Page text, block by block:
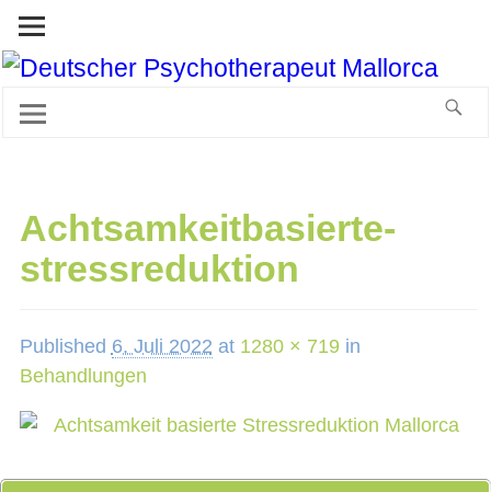
Achtsamkeitbasierte-
stressreduktion
Published 6. Juli 2022 at 1280 × 719in
Behandlungen